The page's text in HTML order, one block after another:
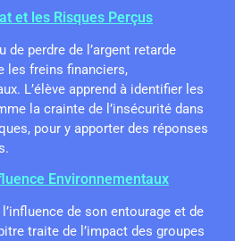
et les Risques Perçus
de perdre de l’argent retarde
les freins financiers,
L’élève apprend à identifier les
la crainte de l’insécurité dans
pour y apporter des réponses
Environnementaux
de son entourage et de
traite de l’impact des groupes